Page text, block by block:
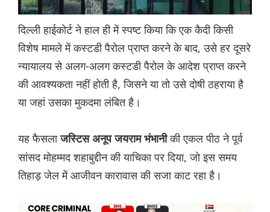
दिल्ली हाईकोर्ट ने हाल ही में स्पष्ट किया कि एक कैदी किसी
विशेष मामले में कस्टडी पैरोल प्राप्त करने के बाद, उसे हर दूसरे
न्यायालय से अलग-अलग कस्टडी पैरोल के आदेश प्राप्त करने
की आवश्यकता नहीं होती है, जिसने या तो उसे दोषी ठहराया है
या जहां उसका मुकदमा लंबित है।
यह फैसलाजस्टिस अनूप जयराम भंभानीकी एकल पीठ ने पूर्व
सांसद मोहम्मद शहाबुद्दीन की याचिका पर दिया, जो इस समय
तिहाड़ जेल में आजीवन कारावास की सजा काट रहा है।